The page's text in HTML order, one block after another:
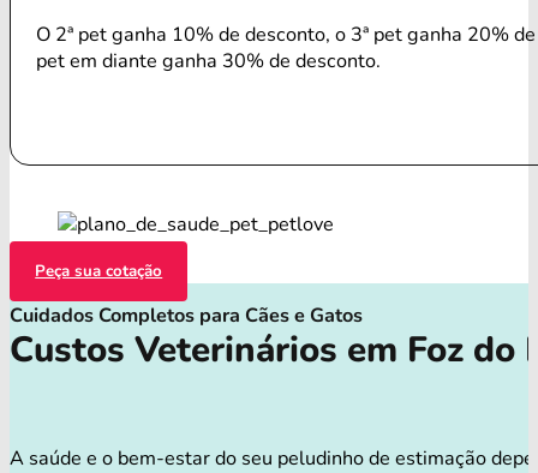
O 2ª pet ganha 10% de desconto, o 3ª pet ganha 20%
pet em diante ganha 30% de desconto.
Peça sua cotação
Cuidados Completos para Cães e Gatos
Custos Veterinários em Foz do
A saúde e o bem-estar do seu peludinho de estimação